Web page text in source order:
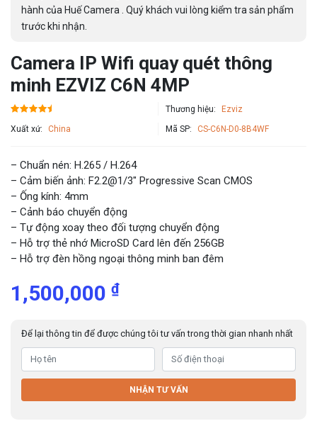
hành của Huế Camera . Quý khách vui lòng kiểm tra sản phẩm
trước khi nhận.
Camera IP Wifi quay quét thông
minh EZVIZ C6N 4MP
Thương hiệu: Ezviz
Xuất xứ: China Mã SP: CS-C6N-D0-8B4WF
– Chuẩn nén: H.265 / H.264
– Cảm biến ảnh: F2.2@1/3″ Progressive Scan CMOS
– Ống kính: 4mm
– Cảnh báo chuyển động
– Tự động xoay theo đối tượng chuyển động
– Hỗ trợ thẻ nhớ MicroSD Card lên đến 256GB
– Hỗ trợ đèn hồng ngoại thông minh ban đêm
1,500,000 ₫
Để lại thông tin để được chúng tôi tư vấn trong thời gian nhanh nhất
NHẬN TƯ VẤN